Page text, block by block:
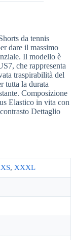
da tennis
dare il massimo
Il modello è
che rappresenta
traspirabilità del
tutta la durata
Composizione
Elastico in vita con
Dettaglio
, XXXL